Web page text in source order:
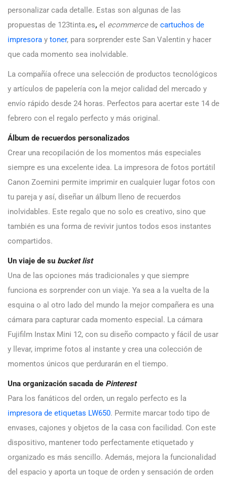
personalizar cada detalle. Estas son algunas de las
propuestas de 123tinta.es, el ecommercede cartuchos de
impresora y toner, para sorprender este San Valentin y hacer
que cada momento sea inolvidable.
La compañía ofrece una selección de productos tecnológicos
y artículos de papelería con la mejor calidad del mercado y
envío rápido desde 24 horas. Perfectos para acertar este 14 de
febrero con el regalo perfecto y más original.
Álbum de recuerdos personalizados
Crear una recopilación de los momentos más especiales
siempre es una excelente idea. La impresora de fotos portátil
Canon Zoemini permite imprimir en cualquier lugar fotos con
tu pareja y así, diseñar un álbum lleno de recuerdos
inolvidables. Este regalo que no solo es creativo, sino que
también es una forma de revivir juntos todos esos instantes
compartidos.
Un viaje de su bucket list
Una de las opciones más tradicionales y que siempre
funciona es sorprender con un viaje. Ya sea a la vuelta de la
esquina o al otro lado del mundo la mejor compañera es una
cámara para capturar cada momento especial. La cámara
Fujifilm Instax Mini 12, con su diseño compacto y fácil de usar
y llevar, imprime fotos al instante y crea una colección de
momentos únicos que perdurarán en el tiempo.
Una organización sacada de Pinterest
Para los fanáticos del orden, un regalo perfecto es la
impresora de etiquetas LW650. Permite marcar todo tipo de
envases, cajones y objetos de la casa con facilidad. Con este
dispositivo, mantener todo perfectamente etiquetado y
organizado es más sencillo. Además, mejora la funcionalidad
del espacio y aporta un toque de orden y sensación de orden